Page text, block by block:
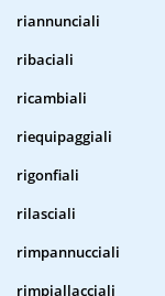
riannunciali
ribaciali
ricambiali
riequipaggiali
rigonfiali
rilasciali
rimpannucciali
rimpiallacciali